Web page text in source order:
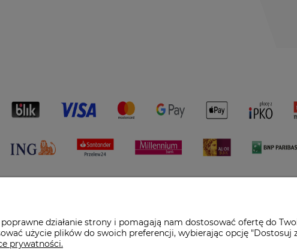
działanie strony i pomagają nam dostosować ofertę do
użycie plików do swoich preferencji, wybierając opcję "Dostosuj
prywatności.